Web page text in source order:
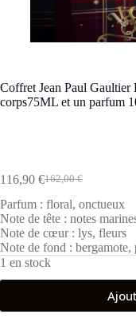
Coffret Jean Paul
corps75ML et un parfum
162,00€
Le
prix
initial
était :
162,00 €.
116,90 €Le
prix
actuel
est :
116,90 €.
Parfum : floral, onctueux
Note de tête : notes
Note de cœur : lys, fleurs
Note de fond : bergamote,
1 en stock